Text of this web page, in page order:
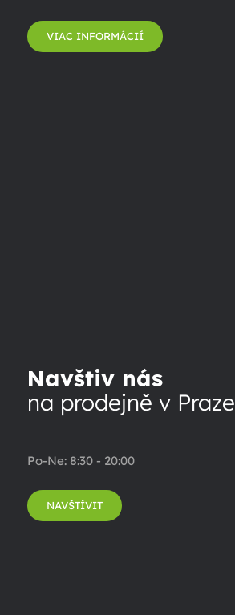
VIAC INFORMÁCIÍ
Navštiv nás
na prodejně v Praze
Po-Ne: 8:30 - 20:00
NAVŠTÍVIT